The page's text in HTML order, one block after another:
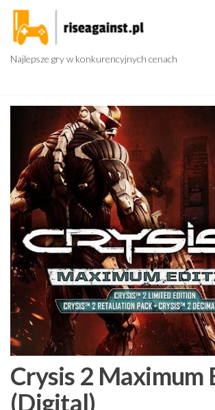
Przejdź
treści
Najlepsze gry w konkurencyjnych cenach
Crysis 2 Maximum
(Digital)